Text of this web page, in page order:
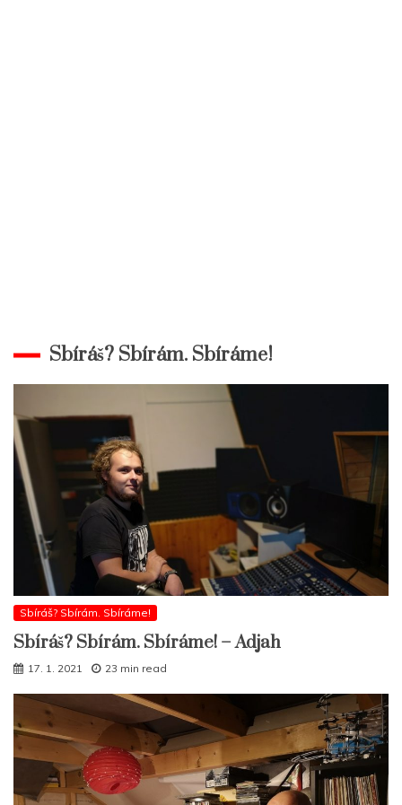
Sbíráš? Sbírám. Sbíráme!
Sbíráš? Sbírám. Sbíráme!
Sbíráš? Sbírám. Sbíráme! – Adjah
17. 1. 2021 23 min read